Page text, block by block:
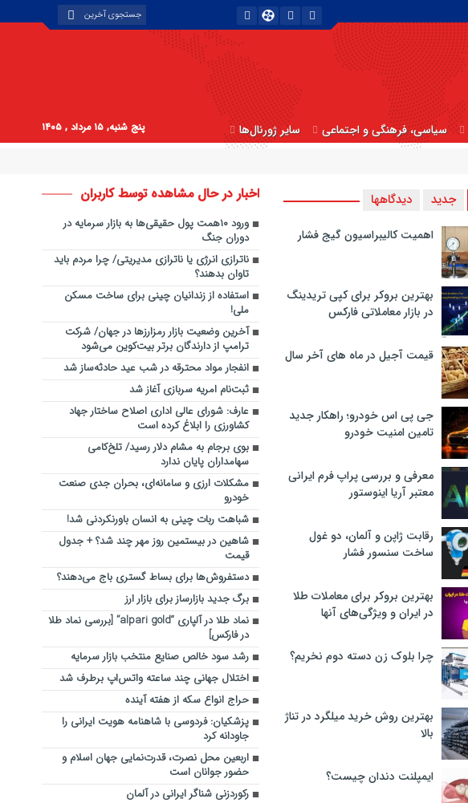
سیاسی، فرهنگی و اجتماعی سایر ژورنال‌ها پنج شنبه, ۱۵ مرداد , ۱۴۰۵
جدید دیدگاهها
اهمیت کالیبراسیون گیج فشار
بهترین بروکر برای کپی‌ تریدینگ
در بازار معاملاتی فارکس
قیمت آجیل در ماه های آخر سال
جی پی اس خودرو؛ راهکار جدید
تامین امنیت خودرو
معرفی و بررسی پراپ فرم ایرانی
معتبر آریا اینوستور
رقابت ژاپن و آلمان، دو غول
ساخت سنسور فشار
بهترین بروکر برای معاملات طلا
در ایران و ویژگی‌های آنها
چرا بلوک زن دسته دوم نخریم؟
بهترین روش خرید میلگرد در تناژ
بالا
ایمپلنت دندان چیست؟
اخبار در حال مشاهده توسط کاربران
ورود ۱۰همت پول حقیقی‌ها به بازار سرمایه در
دوران جنگ
ناترازی انرژی یا ناترازی مدیریتی/ چرا مردم باید
تاوان بدهند؟
استفاده از زندانیان چینی برای ساخت مسکن
ملی!
آخرین وضعیت بازار رمزارزها در جهان/ شرکت
ترامپ از دارندگان برتر بیت‌کوین می‌شود
انفجار مواد محترقه در شب عید حادثه‌ساز شد
ثبت‌نام امریه سربازی آغاز شد
عارف: شورای عالی اداری اصلاح ساختار جهاد
کشاورزی را ابلاغ کرده است
بوی برجام به مشام دلار رسید/ تلخ‌کامی
سهامداران پایان ندارد
مشکلات ارزی و سامانه‌ای، بحران جدی صنعت
خودرو
شباهت ربات چینی به انسان باورنکردنی شد!
شاهین در بیستمین روز مهر چند شد؟ + جدول
قیمت
دستفروش‌ها برای بساط گستری باج می‌دهند؟
برگ جدید بازارساز برای بازار ارز
نماد طلا در آلپاری “alpari gold” [بررسی نماد طلا
در فارکس]
رشد سود خالص صنایع منتخب بازار سرمایه
اختلال جهانی چند ساعته واتس‌اپ برطرف شد
حراج انواع سکه از هفته آینده
پزشکیان: فردوسی با شاهنامه هویت ایرانی را
جاودانه کرد
اربعین محل نصرت، قدرت‌نمایی جهان اسلام و
حضور جوانان است
رکوردزنی شناگر ایرانی در آلمان